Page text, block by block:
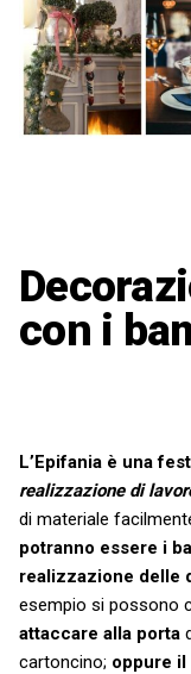
con i
L’Epifania è una
realizzazione di
di materiale
potranno essere i
realizzazione delle
esempio si possono
attaccare alla porta
cartoncino; oppure